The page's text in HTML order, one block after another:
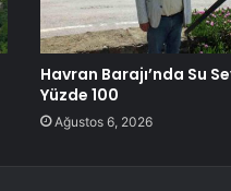
Havran Barajı’nda Su
Yüzde 100
Ağustos 6, 2026